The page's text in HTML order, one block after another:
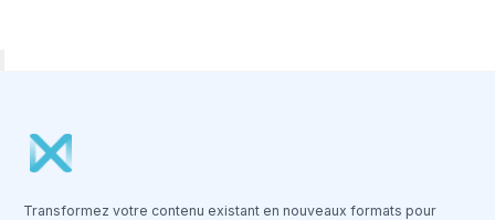
Transformez votre contenu existant en nouveaux formats pour